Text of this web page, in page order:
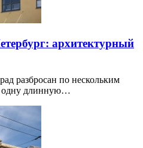
архитектурный
разбросан по нескольким
одну длинную…